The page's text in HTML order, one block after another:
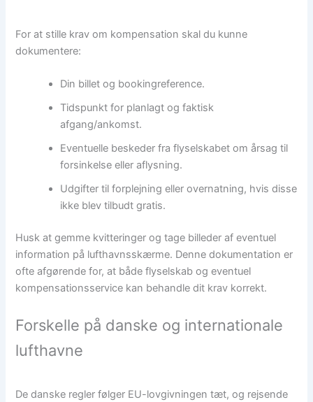
For at stille krav om kompensation skal du kunne
dokumentere:
Din billet og bookingreference.
Tidspunkt for planlagt og faktisk
afgang/ankomst.
Eventuelle beskeder fra flyselskabet om årsag til
forsinkelse eller aflysning.
Udgifter til forplejning eller overnatning, hvis disse
ikke blev tilbudt gratis.
Husk at gemme kvitteringer og tage billeder af eventuel
information på lufthavnsskærme. Denne dokumentation er
ofte afgørende for, at både flyselskab og eventuel
kompensationsservice kan behandle dit krav korrekt.
Forskelle på danske og internationale
lufthavne
De danske regler følger EU-lovgivningen tæt, og rejsende